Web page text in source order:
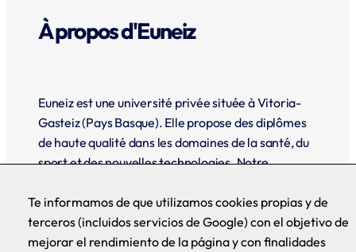
À propos d'Euneiz
Euneiz est une université privée située à Vitoria-
Gasteiz (Pays Basque). Elle propose des diplômes
de haute qualité dans les domaines de la santé, du
sport et des nouvelles technologies. Notre
développement professionnel de nos étudiants.
Te informamos de que utilizamos cookies propias y de
terceros (incluidos servicios de Google) con el objetivo de
mejorar el rendimiento de la página y con finalidades